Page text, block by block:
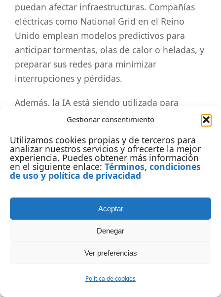
Gestionar consentimiento
Utilizamos cookies propias y de terceros para
analizar nuestros servicios y ofrecerte la mejor
experiencia. Puedes obtener más información
en el siguiente enlace: Términos, condiciones
de uso y política de privacidad
Aceptar
Denegar
Ver preferencias
Política de cookies
puedan afectar infraestructuras. Compañías
eléctricas como National Grid en el Reino
Unido emplean modelos predictivos para
anticipar tormentas, olas de calor o heladas, y
preparar sus redes para minimizar
interrupciones y pérdidas.
Además, la IA está siendo utilizada para
modelar escenarios climáticos futuros.
inteligencia artificial para rastrear emisiones
de gases de efecto invernadero a nivel global,
incluso en regiones donde los datos oficiales
establecer metas más ambiciosas.
Desafíos y riesgos de la IA en la